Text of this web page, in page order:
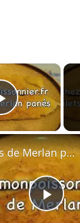
×
Play Video
P
Filets de Merlan panés